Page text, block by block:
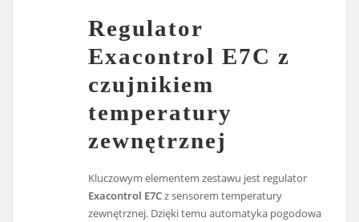
Regulator
Exacontrol E7C z
czujnikiem
temperatury
zewnętrznej
Kluczowym elementem zestawu jest regulator
Exacontrol E7Cz sensorem temperatury
zewnętrznej. Dzięki temu automatyka pogodowa